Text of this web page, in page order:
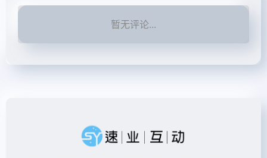
暂无评论...